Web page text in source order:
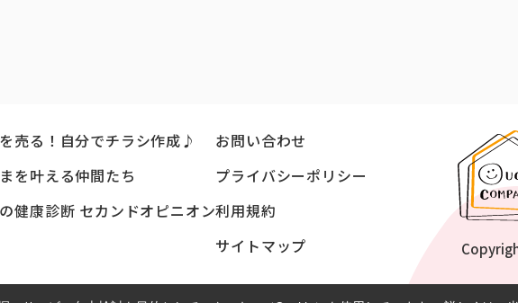
売る！自分でチラシ作成♪
を叶える仲間たち
健康診断 セカンドオピニオン
お問い合わせ
プライバシーポリシー
利用規約
サイトマップ